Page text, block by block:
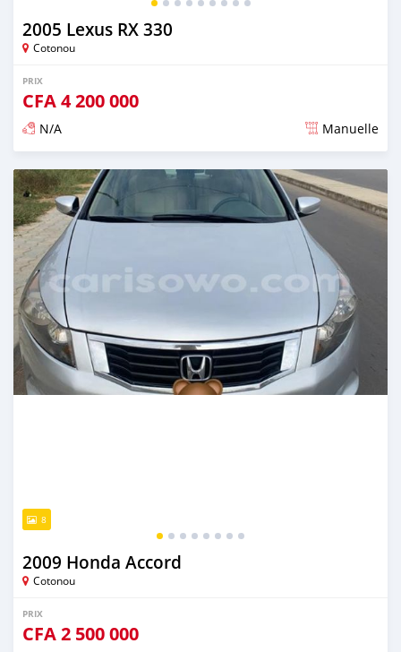
2005 Lexus RX 330
Cotonou
PRIX
CFA4 200 000
N/A Manuelle
Publié il y a presque 6 ans
8
2009 Honda Accord
Cotonou
PRIX
CFA2 500 000